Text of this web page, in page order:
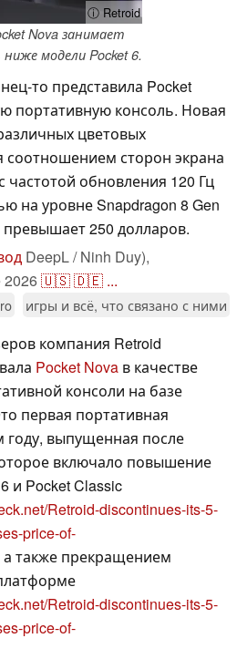
ⓘ Retroid
Nova занимает
модели Pocket 6.
то представила Pocket
портативную консоль. Новая
цветовых
соотношением сторон экрана
частотой обновления 120 Гц
на уровне Snapdragon 8 Gen
250 долларов.
DeepL / Ninh Duy),
2026🇺🇸🇩🇪 ...
игры и всё, что связано с ними
компания Retroid
Pocket Nova в качестве
консоли на базе
первая портативная
году, выпущенная после
включало повышение
и Pocket Classic
Retroid-discontinues-its-5-
price-of-
а также прекращением
Retroid-discontinues-its-5-
price-of-